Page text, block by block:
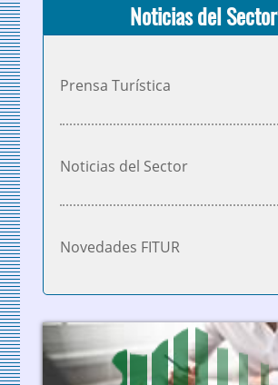
Noticias del Sector
Prensa Turística
Noticias del Sector
Novedades FITUR